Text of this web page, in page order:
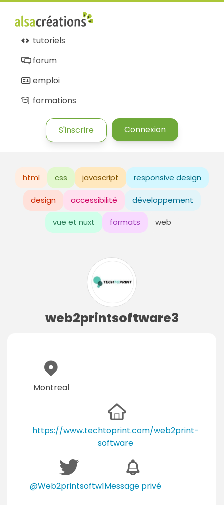
tutoriels
forum
emploi
formations
S'inscrire Connexion
html css javascript responsive design
design accessibilité développement
vue et nuxt formats web
web2printsoftware3
Montreal
https://www.techtoprint.com/web2print-
software
@Web2printsoftw1Message privé